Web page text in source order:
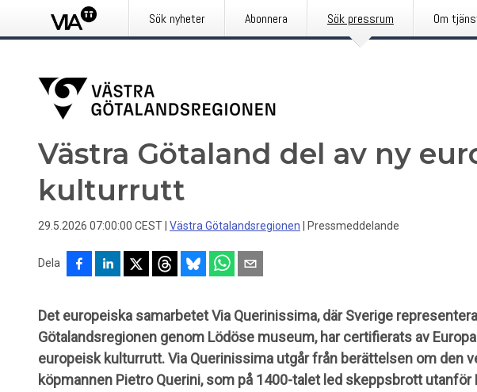
Sök nyheter Abonnera Sök pressrum Om
Västra Götaland del av ny
kulturrutt
29.5.2026 07:00:00 CEST Västra Götalandsregionen Pressmeddelande
Dela
Det europeiska samarbetet Via Querinissima, där Sverige
Götalandsregionen genom Lödöse museum, har certifierats av
europeisk kulturrutt. Via Querinissima utgår från berättelsen om den
köpmannen Pietro Querini, som på 1400-talet led skeppsbrott